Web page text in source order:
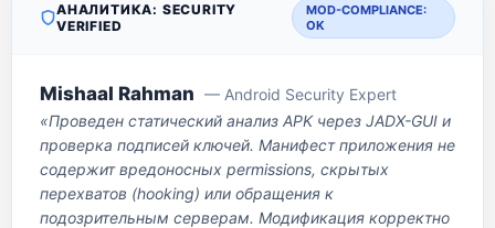
АНАЛИТИКА: SECURITY
VERIFIED
MOD-COMPLIANCE:
OK
Mishaal Rahman — Android Security Expert
«Проведен статический анализ APK через JADX-GUI и
проверка подписей ключей. Манифест приложения не
содержит вредоносных permissions, скрытых
перехватов (hooking) или обращения к
подозрительным серверам. Модификация корректно